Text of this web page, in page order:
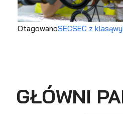
OtagowanoSECSEC z klasą
GŁÓWNI